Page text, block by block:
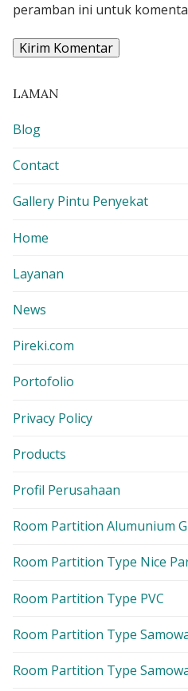
peramban ini untuk
LAMAN
Blog
Contact
Gallery Pintu Penyekat
Home
Layanan
News
Pireki.com
Portofolio
Privacy Policy
Products
Profil Perusahaan
Room Partition Alumunium
Room Partition Type Nice
Room Partition Type PVC
Room Partition Type
Room Partition Type